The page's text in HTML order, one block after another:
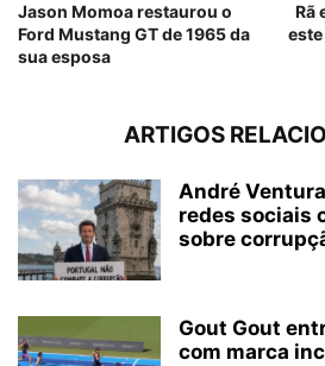
Jason Momoa restaurou o
Ford Mustang GT de 1965 da
sua esposa
Rã
ARTIGOS
André
redes sociais
sobre
Gout Gout
com marca